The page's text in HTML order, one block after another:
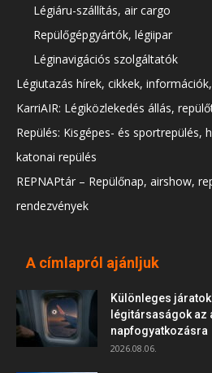
Légiáru-szállítás, air cargo
Repülőgépgyártók, légiipar
Léginavigációs szolgáltatók
Légiutazás hírek, cikkek,
KarriAIR: Légiközlekedés állás,
Repülés: Kisgépes- és sportrepülés,
katonai repülés
REPNAPtár – Repülőnap, airshow,
rendezvények
A címlapról ajánljuk
Különleges
légitársaságok az
napfogyatkozásra
2026.08.06.